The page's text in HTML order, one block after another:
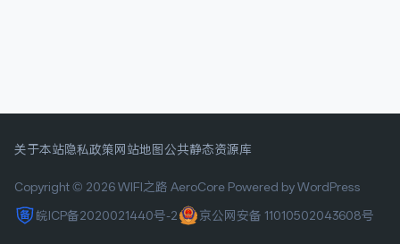
关于本站隐私政策网站地图 公共静态资源库
Copyright © 2026 WIFI之路 AeroCore Powered by WordPress
皖ICP备2020021440号-2
京公网安备 11010502043608号